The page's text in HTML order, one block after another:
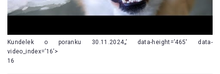
Kundelek o poranku 30.11.2024„’ data-height=’465′ data-
video_index=’16’>
16